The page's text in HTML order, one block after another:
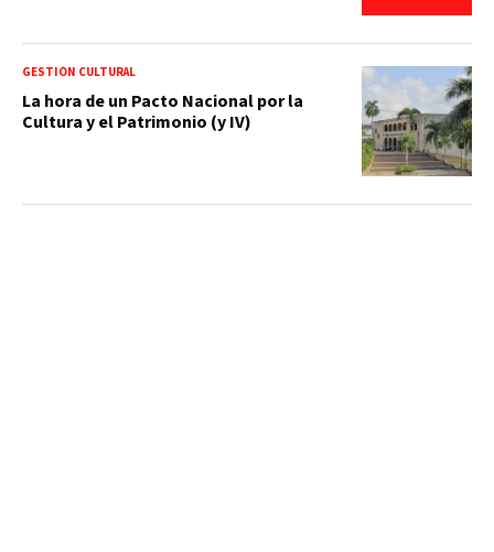
GESTIÓN CULTURAL
La hora de un Pacto Nacional por la
Cultura y el Patrimonio (y IV)